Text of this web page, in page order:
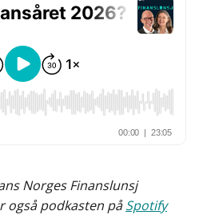
b
s
t
Norges Finanslunsj
også podkasten påSpotify